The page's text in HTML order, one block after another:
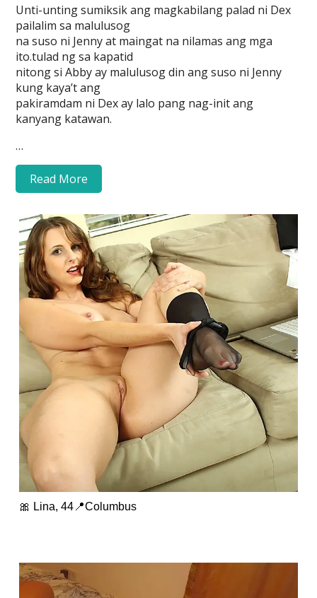
Unti-unting sumiksik ang magkabilang palad ni Dex
pailalim sa malulusog
na suso ni Jenny at maingat na nilamas ang mga
ito.tulad ng sa kapatid
nitong si Abby ay malulusog din ang suso ni Jenny
kung kaya’t ang
pakiramdam ni Dex ay lalo pang nag-init ang
kanyang katawan.
…
Read More
🎀 Lina, 44📍Columbus